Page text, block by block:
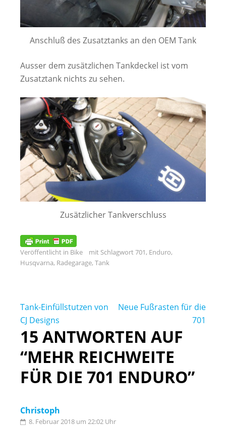
Anschluß des Zusatztanks an den OEM Tank
Ausser dem zusätzlichen Tankdeckel ist vom
Zusatztank nichts zu sehen.
Zusätzlicher Tankverschluss
Veröffentlicht in Bike mit Schlagwort701, Enduro,
Husqvarna, Radegarage, Tank
Beitrags-
Navigation
Tank-Einfüllstutzen von
CJ Designs
Neue Fußrasten für die
701
15 ANTWORTEN AUF
“MEHR REICHWEITE
FÜR DIE 701 ENDURO”
Christoph
8. Februar 2018 um 22:02 Uhr